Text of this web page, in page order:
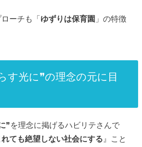
ーチも「ゆずりは保育園 」の特徴
す光に❞の理念の元に目
❞を理念に掲げるハビリテさんで
ても絶望しない社会にする 』こと